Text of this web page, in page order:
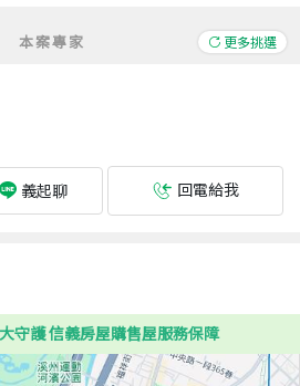
本案專家 更多挑選
義起聊 回電給我
守護 信義房屋購售屋服務保障